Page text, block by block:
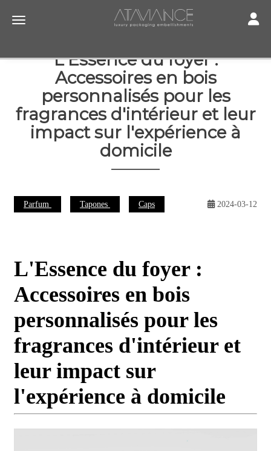
Toggle navigation
L'Essence du foyer :
Accessoires en bois
personnalisés pour les
fragrances d'intérieur et leur
impact sur l'expérience à
domicile
Parfum Tapones Caps 2024-03-12
L'Essence du foyer :
Accessoires en bois
personnalisés pour les
fragrances d'intérieur et
leur impact sur
l'expérience à domicile